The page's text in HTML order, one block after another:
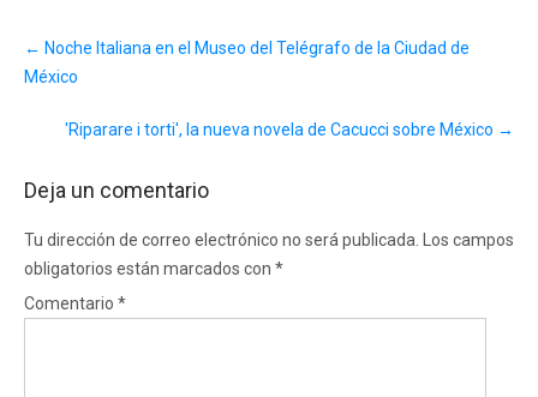
navigation
← Noche Italiana en el Museo del Telégrafo de la Ciudad de
México
'Riparare i torti', la nueva novela de Cacucci sobre México →
Deja un comentario
Tu dirección de correo electrónico no será publicada.
Los campos
obligatorios están marcados con *
Comentario *